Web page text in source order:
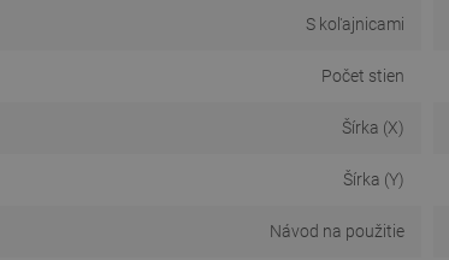
S koľajnicami
Počet stien
Šírka (X)
Šírka (Y)
Návod na použitie